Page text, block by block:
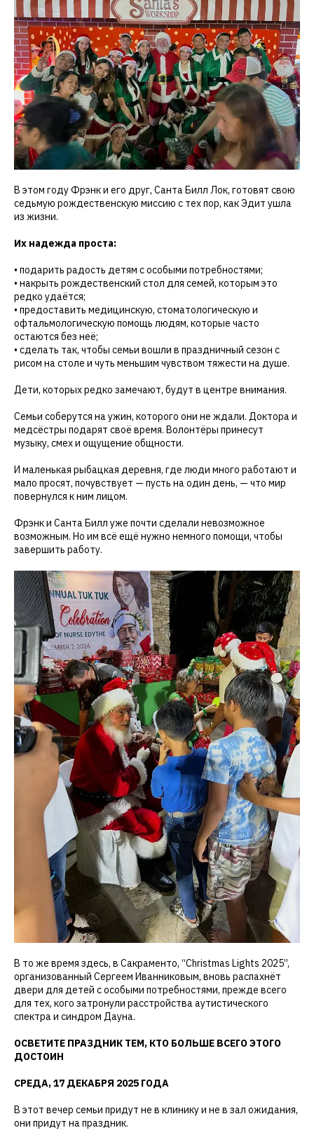
В этом году Фрэнк и его друг, Санта Билл Лок, готовят свою
седьмую рождественскую миссию с тех пор, как Эдит ушла
из жизни.
Их надежда проста:
• подарить радость детям с особыми потребностями;
• накрыть рождественский стол для семей, которым это
редко удаётся;
• предоставить медицинскую, стоматологическую и
офтальмологическую помощь людям, которые часто
остаются без неё;
• сделать так, чтобы семьи вошли в праздничный сезон с
рисом на столе и чуть меньшим чувством тяжести на душе.
Дети, которых редко замечают, будут в центре внимания.
Семьи соберутся на ужин, которого они не ждали. Доктора и
медсёстры подарят своё время. Волонтёры принесут
музыку, смех и ощущение общности.
И маленькая рыбацкая деревня, где люди много работают и
мало просят, почувствует — пусть на один день, — что мир
повернулся к ним лицом.
Фрэнк и Санта Билл уже почти сделали невозможное
возможным. Но им всё ещё нужно немного помощи, чтобы
завершить работу.
В то же время здесь, в Сакраменто, “Christmas Lights 2025”,
организованный Сергеем Иванниковым, вновь распахнёт
двери для детей с особыми потребностями, прежде всего
для тех, кого затронули расстройства аутистического
спектра и синдром Дауна.
ОСВЕТИТЕ ПРАЗДНИК ТЕМ, КТО БОЛЬШЕ ВСЕГО ЭТОГО
ДОСТОИН
СРЕДА, 17 ДЕКАБРЯ 2025 ГОДА
В этот вечер семьи придут не в клинику и не в зал ожидания,
они придут на праздник.